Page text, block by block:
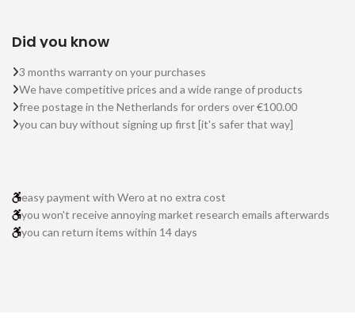
Did you know
3 months warranty on your purchases
We have competitive prices and a wide range of products
free postage in the Netherlands for orders over €100.00
you can buy without signing up first [it's safer that way]
easy payment with Wero at no extra cost
you won't receive annoying market research emails afterwards
you can return items within 14 days